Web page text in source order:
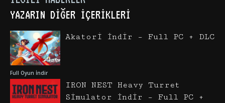
YAZARIN DIĞER İÇERIKLERI
Full Oyun İndir
Akatori İndir – Full PC + DLC
IRON NEST Heavy Turret
Simulator İndir – Full PC +